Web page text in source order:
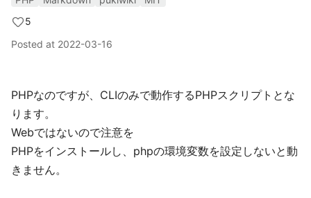
5
Posted at 2022-03-16
PHPなのですが、CLIのみで動作するPHPスクリプトとな
ります。
Webではないので注意を
PHPをインストールし、phpの環境変数を設定しないと動
きません。